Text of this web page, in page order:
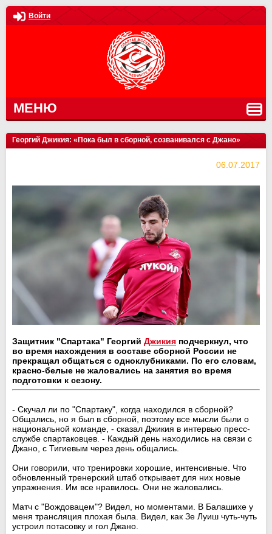
Войти
МЕНЮ
Георгий Джикия: «Пока был в сборной, созванивался с Джано»
06.07.2017
Защитник "Спартака" Георгий Джикия подчеркнул, что
во время нахождения в составе сборной России не
прекращал общаться с одноклубниками. По его словам,
красно-белые не жаловались на занятия во время
подготовки к сезону.
- Скучал ли по "Спартаку", когда находился в сборной?
Общались, но я был в сборной, поэтому все мысли были о
национальной команде, - сказал Джикия в интервью пресс-
службе спартаковцев. - Каждый день находились на связи с
Джано, с Тигиевым через день общались.
Они говорили, что тренировки хорошие, интенсивные. Что
обновленный тренерский штаб открывает для них новые
упражнения. Им все нравилось. Они не жаловались.
Матч с "Вождовацем"? Видел, но моментами. В Балашихе у
меня трансляция плохая была. Видел, как Зе Луиш чуть-чуть
устроил потасовку и гол Джано.